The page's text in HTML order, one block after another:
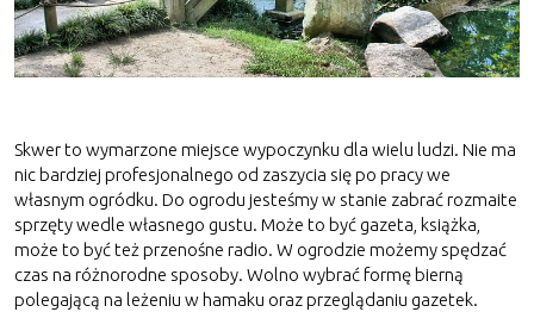
Skwer to wymarzone miejsce wypoczynku dla wielu ludzi. Nie ma
nic bardziej profesjonalnego od zaszycia się po pracy we
własnym ogródku. Do ogrodu jesteśmy w stanie zabrać rozmaite
sprzęty wedle własnego gustu. Może to być gazeta, książka,
może to być też przenośne radio. W ogrodzie możemy spędzać
czas na różnorodne sposoby. Wolno wybrać formę bierną
polegającą na leżeniu w hamaku oraz przeglądaniu gazetek.